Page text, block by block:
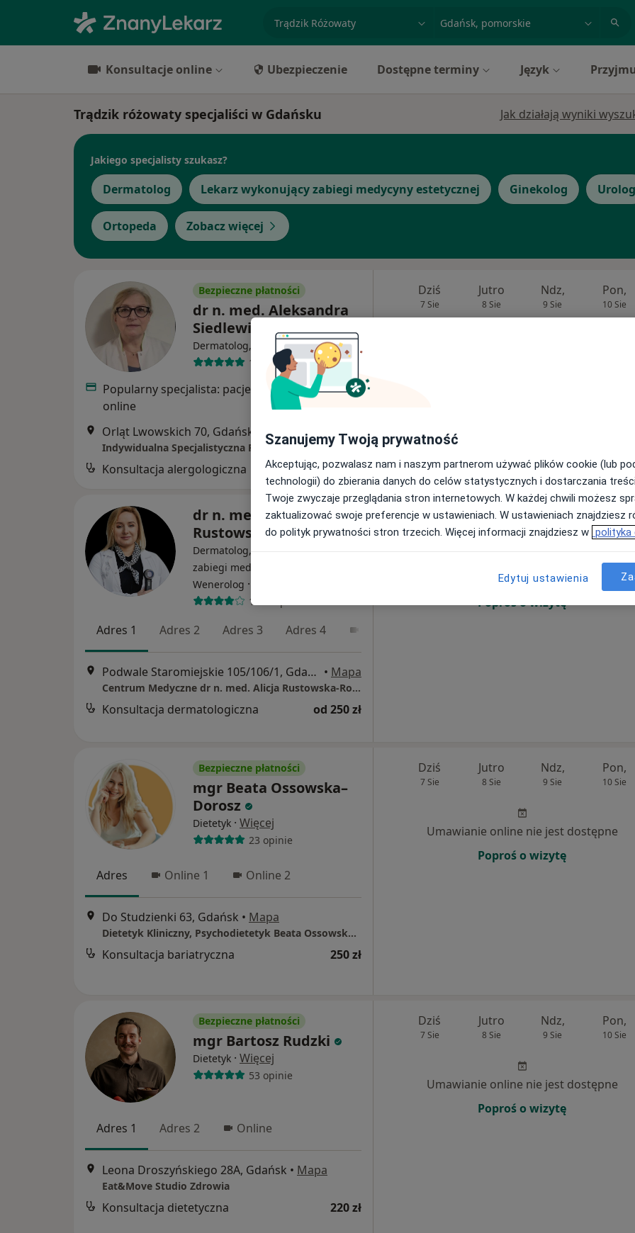
specjalizacja, badanie lub nazwiskomiasto lub dzielnica
Konsultacje online Ubezpieczenie Dostępne terminy Język
Trądzik różowaty specjaliści w Gdańsku Jak działają wyniki
Jakiego specjalisty szukasz?
Dermatolog Lekarz wykonujący zabiegi medycyny estetycznej Ginekolog Urolog
Ortopeda Zobacz więcej
Bezpieczne płatności
dr n. med. Aleksandra
Siedlewicz
Dermatolog, Alergolog·Więcej
119 opinii
Popularny specjalista: pacjenci chętnie płacą
online
Orląt Lwowskich 70, Gdańsk
Mapa
Indywidualna Specjalistyczna Praktyka Lekarska - Aleksandra Siedlewicz
Konsultacja alergologiczna 200 zł
Dziś
7 Sie
Jutro
8 Sie
Ndz,
9 Sie
Pon,
10 Sie
dr n. med. Alicja
Rustowska-Rogowska
Dermatolog, Lekarz wykonujący
zabiegi medycyny estetycznej,
Wenerolog ·
1072 opinie
Adres 1 Adres 2 Adres 3 Adres 4
Podwale Staromiejskie 105/106/1, Gdańsk • Mapa
Centrum Medyczne dr n. med. Alicja Rustowska-Rogowska i Partnerzy
Konsultacja dermatologiczna od 250 zł
Dziś
7 Sie
Jutro
8 Sie
Ndz,
9 Sie
Pon,
10 Sie
Umawianie online nie jest dostępne
Poproś o wizytę
Bezpieczne płatności
mgr Beata Ossowska–
Dorosz
Dietetyk · Więcej
23 opinie
Adres Online 1 Online 2
Do Studzienki 63, Gdańsk • Mapa
Dietetyk Kliniczny, Psychodietetyk Beata Ossowska-Dorosz
Konsultacja bariatryczna 250 zł
Dziś
7 Sie
Jutro
8 Sie
Ndz,
9 Sie
Pon,
10 Sie
Umawianie online nie jest dostępne
Poproś o wizytę
Bezpieczne płatności
mgr Bartosz Rudzki
Dietetyk · Więcej
53 opinie
Adres 1 Adres 2 Online
Leona Droszyńskiego 28A, Gdańsk • Mapa
Eat&Move Studio Zdrowia
Konsultacja dietetyczna 220 zł
Dziś
7 Sie
Jutro
8 Sie
Ndz,
9 Sie
Pon,
10 Sie
Umawianie online nie jest dostępne
Poproś o wizytę
Szanujemy Twoją prywatność
Akceptując, pozwalasz nam i naszym partnerom używać plików cookie (lub
technologii) do zbierania danych do celów statystycznych i dostarczania
Twoje zwyczaje przeglądania stron internetowych. W każdej chwili możesz
zaktualizować swoje preferencje w ustawieniach. W ustawieniach znajdziesz
do polityk prywatności stron trzecich. Więcej informacji znajdziesz w polityka
Edytuj ustawienia